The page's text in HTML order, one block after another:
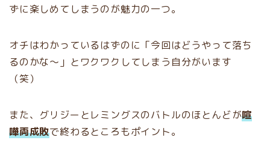
ずに楽しめてしまうのが魅力の一つ。
オチはわかっているはずのに「今回はどうやって落ち
るのかな〜」とワクワクしてしまう自分がいます
（笑）
また、グリジーとレミングスのバトルのほとんどが喧
嘩両成敗で終わるところもポイント。